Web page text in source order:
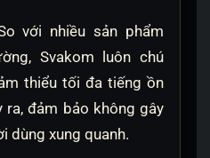
với nhiều sản phẩm
Svakom luôn chú
thiểu tối đa tiếng ồn
ra, đảm bảo không gây
dùng xung quanh.